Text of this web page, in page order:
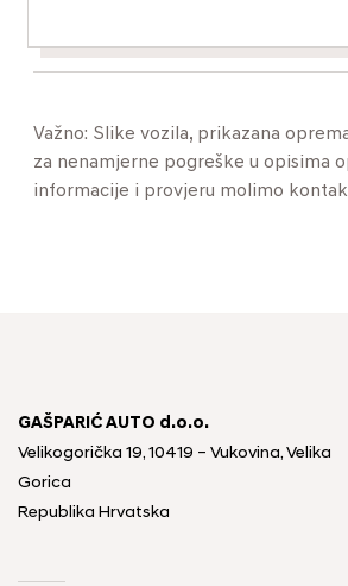
Važno: Slike vozila, prikazana
za nenamjerne pogreške u opisima
informacije i provjeru molimo
GAŠPARIĆ AUTO d.o.o.
Velikogorička 19, 10419 – Vukovina, Velika
Gorica
Republika Hrvatska